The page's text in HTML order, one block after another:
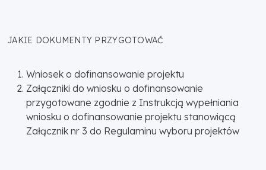
JAKIE DOKUMENTY PRZYGOTOWAĆ
Wniosek o dofinansowanie projektu
Załączniki do wniosku o dofinansowanie
przygotowane zgodnie z Instrukcją wypełniania
wniosku o dofinansowanie projektu stanowiącą
Załącznik nr 3 do Regulaminu wyboru projektów